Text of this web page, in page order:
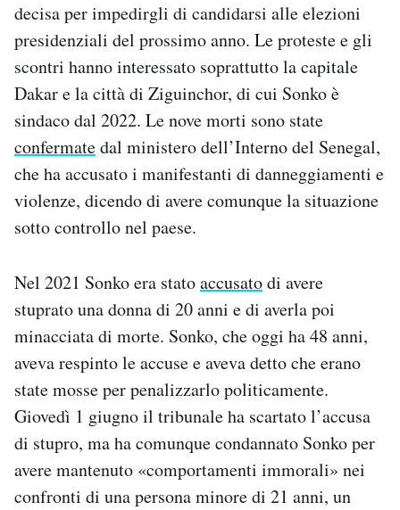
Hai bisogno di aiuto?
Esci
decisa per impedirgli di candidarsi alle elezioni
presidenziali del prossimo anno. Le proteste e gli
scontri hanno interessato soprattutto la capitale
Dakar e la città di Ziguinchor, di cui Sonko è
sindaco dal 2022. Le nove morti sono state
confermatedal ministero dell’Interno del Senegal,
che ha accusato i manifestanti di danneggiamenti e
violenze, dicendo di avere comunque la situazione
sotto controllo nel paese.
Nel 2021 Sonko era statoaccusatodi avere
stuprato una donna di 20 anni e di averla poi
minacciata di morte. Sonko, che oggi ha 48 anni,
aveva respinto le accuse e aveva detto che erano
state mosse per penalizzarlo politicamente.
Giovedì 1 giugno il tribunale ha scartato l’accusa
di stupro, ma ha comunque condannato Sonko per
avere mantenuto «comportamenti immorali» nei
confronti di una persona minore di 21 anni, un